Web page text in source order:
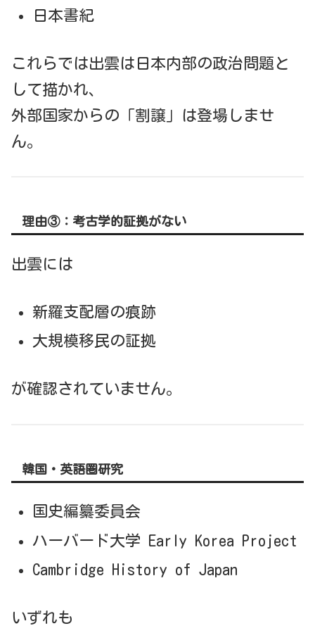
日本書紀
これらでは出雲は日本内部の政治問題と
して描かれ、
外部国家からの「割譲」は登場しませ
ん。
理由③：考古学的証拠がない
出雲には
新羅支配層の痕跡
大規模移民の証拠
が確認されていません。
韓国・英語圏研究
国史編纂委員会
ハーバード大学 Early Korea Project
Cambridge History of Japan
いずれも